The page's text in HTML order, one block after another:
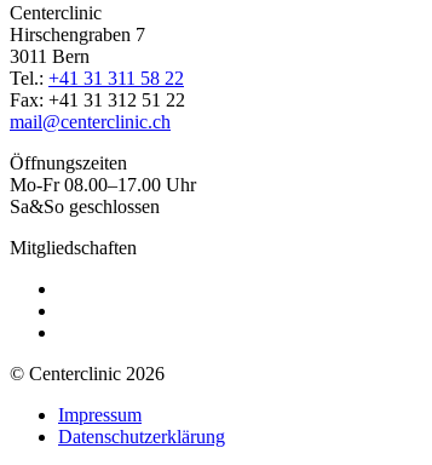
Centerclinic
Hirschengraben 7
3011 Bern
Tel.: +41 31 311 58 22
Fax: +41 31 312 51 22
mail@centerclinic.ch
Öffnungszeiten
Mo-Fr 08.00–17.00 Uhr
Sa&So geschlossen
Mitgliedschaften
© Centerclinic 2026
Impressum
Datenschutzerklärung